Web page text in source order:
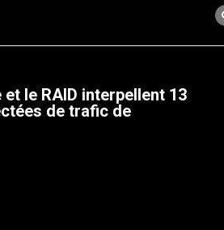
le RAID interpellent 13
de trafic de